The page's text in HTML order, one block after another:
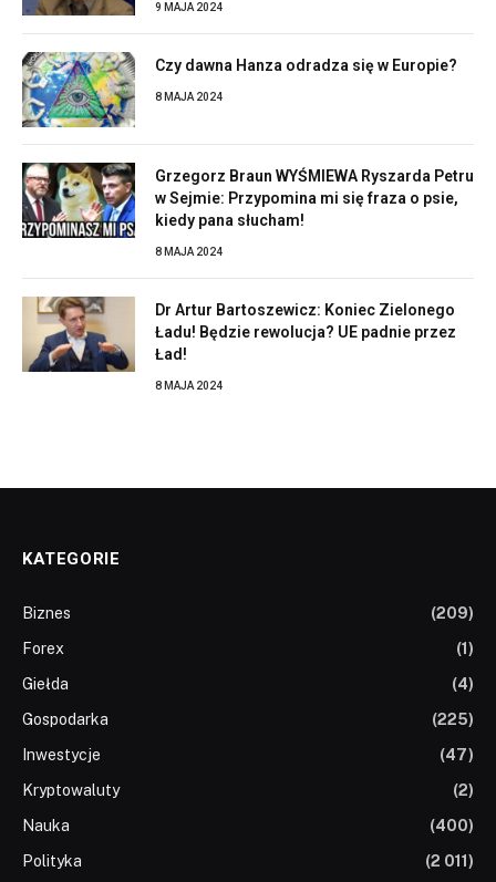
9 MAJA 2024
Czy dawna Hanza odradza się w Europie?
8 MAJA 2024
Grzegorz Braun WYŚMIEWA Ryszarda Petru
w Sejmie: Przypomina mi się fraza o psie,
kiedy pana słucham!
8 MAJA 2024
Dr Artur Bartoszewicz: Koniec Zielonego
Ładu! Będzie rewolucja? UE padnie przez
Ład!
8 MAJA 2024
KATEGORIE
Biznes
(209)
Forex
(1)
Giełda
(4)
Gospodarka
(225)
Inwestycje
(47)
Kryptowaluty
(2)
Nauka
(400)
Polityka
(2 011)